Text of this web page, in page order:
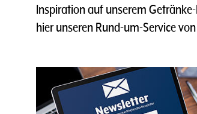
Inspiration auf unserem
hier unseren Rund-um-Service